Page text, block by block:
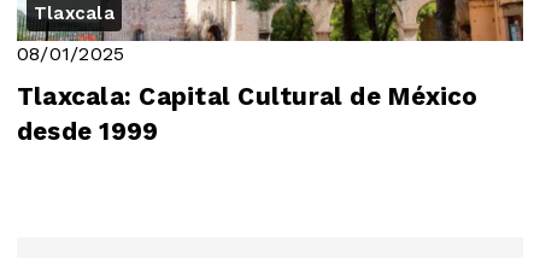
Tlaxcala
08/01/2025
Tlaxcala: Capital Cultural de México
desde 1999